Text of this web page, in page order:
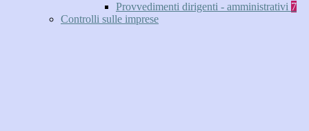
Provvedimenti dirigenti - amministrativi 7
Controlli sulle imprese